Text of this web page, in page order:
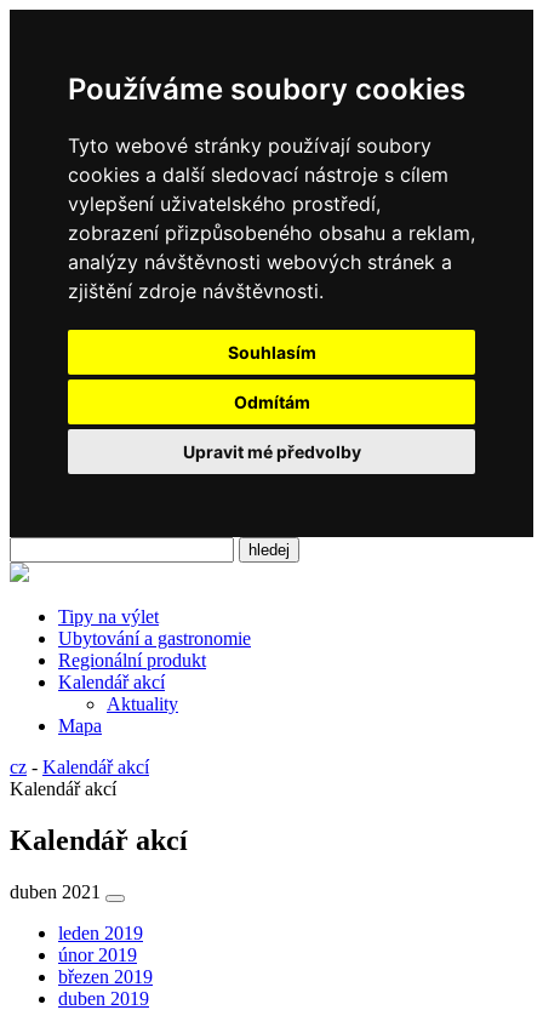
Používáme soubory cookies
Tyto webové stránky používají soubory
cookies a další sledovací nástroje s cílem
vylepšení uživatelského prostředí,
zobrazení přizpůsobeného obsahu a reklam,
analýzy návštěvnosti webových stránek a
zjištění zdroje návštěvnosti.
Souhlasím
Odmítám
Upravit mé předvolby
Tipy na výlet
Ubytování a gastronomie
Regionální produkt
Kalendář akcí
Aktuality
Mapa
cz - Kalendář akcí
Kalendář akcí
Kalendář akcí
duben 2021
leden 2019
únor 2019
březen 2019
duben 2019